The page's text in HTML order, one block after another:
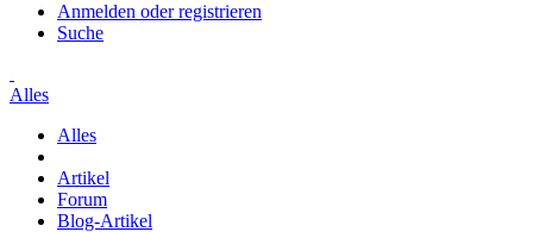
Anmelden oder registrieren
Suche
Alles
Alles
Artikel
Forum
Blog-Artikel